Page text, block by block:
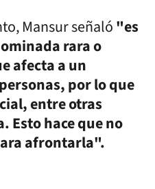
Mansur señaló"es
rara o
afecta a un
por lo que
entre otras
Esto hace que no
afrontarla".